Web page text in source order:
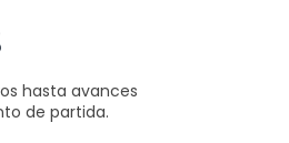
hasta avances
de partida.